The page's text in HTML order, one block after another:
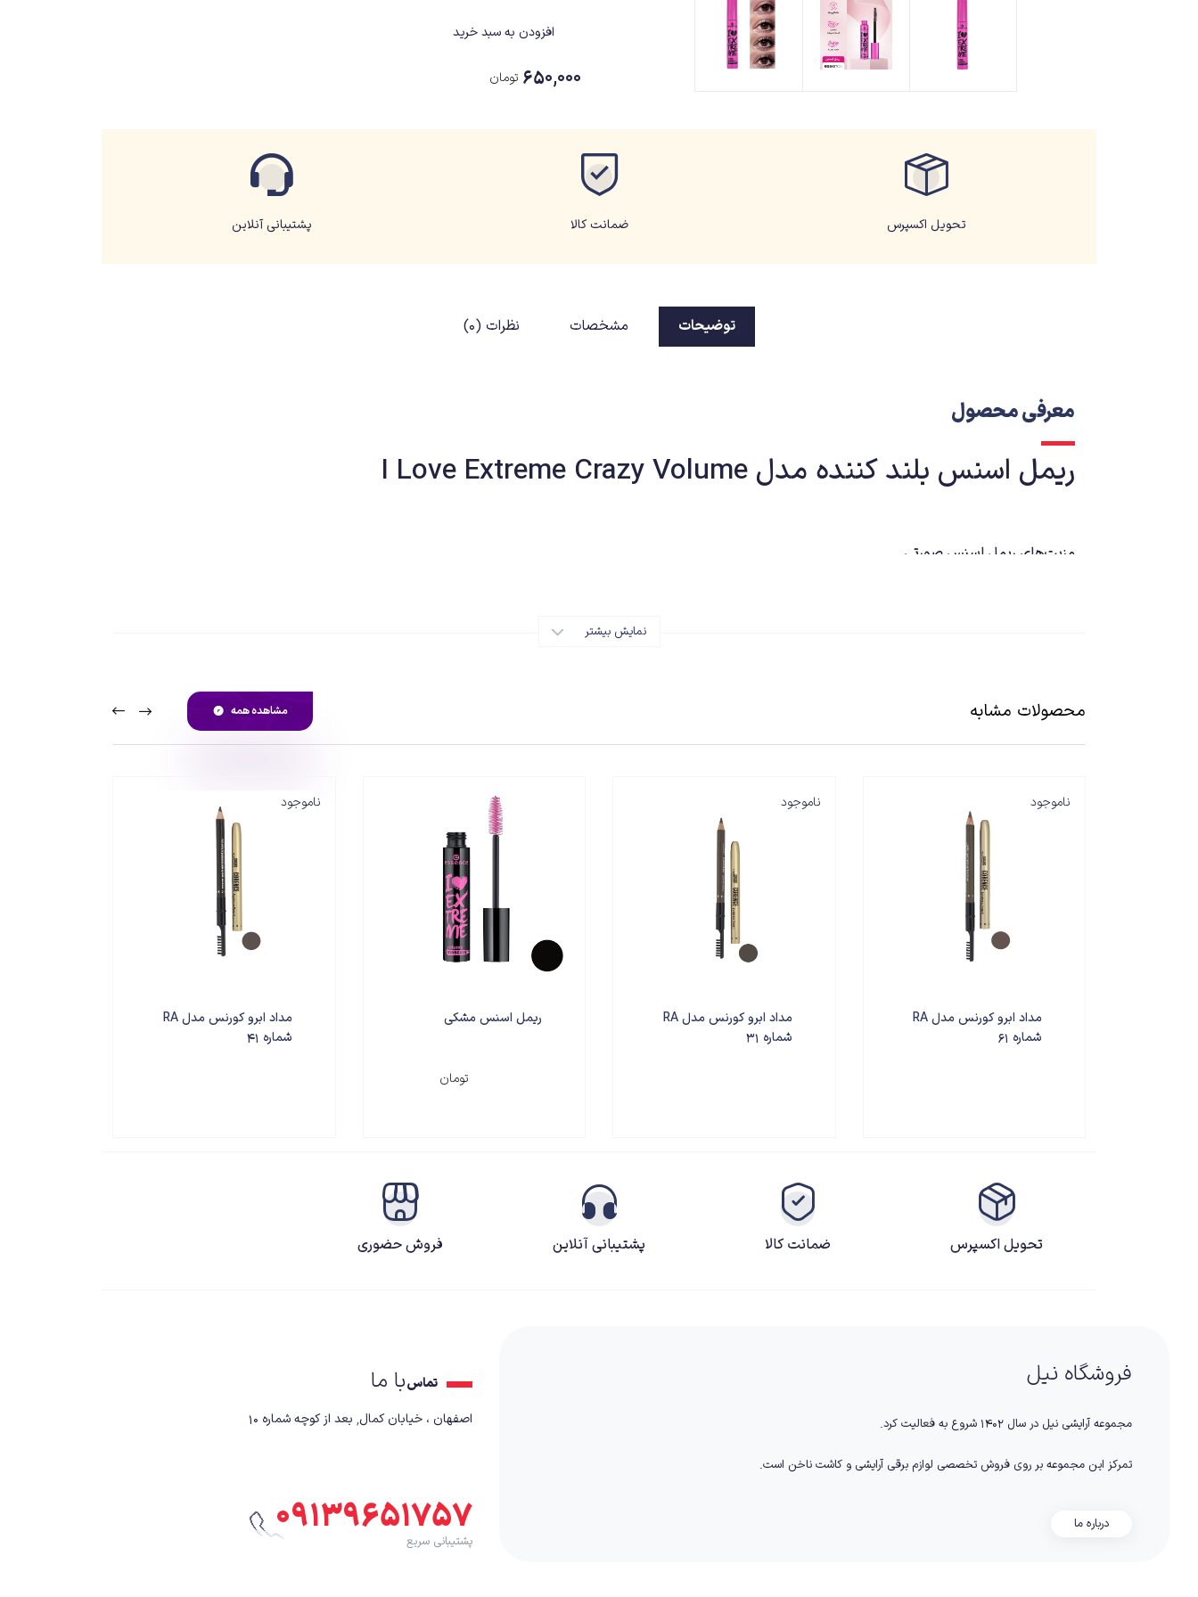
افزودن به سبد خرید
۶۵۰,۰۰۰ تومان
تحویل اکسپرس ضمانت کالا پشتیبانی آنلاین
توضیحات مشخصات نظرات (0)
معرفی محصول
ریمل اسنس بلند کننده مدل I Love Extreme Crazy Volume
مزیت‌های ریمل اسنس صورتی
بدون ریزش و بدون ایجاد حساسیت
مقاوم در برابر تعریق و ماندگاری بالا
برای مشاوره بیشتر میتوانید در ساعت کاری با شماره 09139651757 تماس حاصل فرمایید
نمایش بیشتر
محصولات مشابه مشاهده همه
مداد ابرو کورنس مدل RA
شماره 61
ناموجود
مداد ابرو کورنس مدل RA
شماره 31
ناموجود
ریمل اسنس مشکی
تومان
مداد ابرو کورنس مدل RA
شماره 41
ناموجود
تحویل اکسپرس ضمانت کالا پشتیبانی آنلاین فروش حضوری
فروشگاه نیل
مجموعه آرایشی نیل در سال ۱۴۰۲ شروع به فعالیت کرد.
تمرکز این مجموعه بر روی فروش تخصصی لوازم برقی آرایشی و کاشت ناخن است.
درباره ما
تماسبا ما
اصفهان ، خیابان کمال٬ بعد از کوچه شماره ۱۰
۰۹۱۳۹۶۵۱۷۵۷
پشتیبانی سریع